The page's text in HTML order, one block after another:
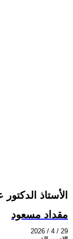
الأستاذ
مقداد مسعود
2026 / 4 / 29